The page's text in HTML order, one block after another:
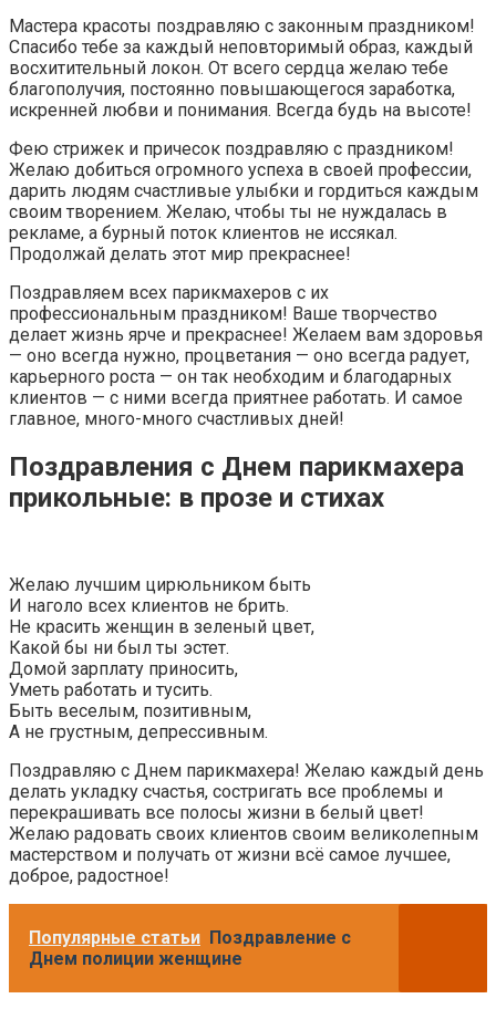
Мастера красоты поздравляю с законным праздником!
Спасибо тебе за каждый неповторимый образ, каждый
восхитительный локон. От всего сердца желаю тебе
благополучия, постоянно повышающегося заработка,
искренней любви и понимания. Всегда будь на высоте!
Фею стрижек и причесок поздравляю с праздником!
Желаю добиться огромного успеха в своей профессии,
дарить людям счастливые улыбки и гордиться каждым
своим творением. Желаю, чтобы ты не нуждалась в
рекламе, а бурный поток клиентов не иссякал.
Продолжай делать этот мир прекраснее!
Поздравляем всех парикмахеров с их
профессиональным праздником! Ваше творчество
делает жизнь ярче и прекраснее! Желаем вам здоровья
— оно всегда нужно, процветания — оно всегда радует,
карьерного роста — он так необходим и благодарных
клиентов — с ними всегда приятнее работать. И самое
главное, много-много счастливых дней!
Поздравления с Днем парикмахера
прикольные: в прозе и стихах
Желаю лучшим цирюльником быть
И наголо всех клиентов не брить.
Не красить женщин в зеленый цвет,
Какой бы ни был ты эстет.
Домой зарплату приносить,
Уметь работать и тусить.
Быть веселым, позитивным,
А не грустным, депрессивным.
Поздравляю с Днем парикмахера! Желаю каждый день
делать укладку счастья, состригать все проблемы и
перекрашивать все полосы жизни в белый цвет!
Желаю радовать своих клиентов своим великолепным
мастерством и получать от жизни всё самое лучшее,
доброе, радостное!
Популярные статьи Поздравление с
Днем полиции женщине